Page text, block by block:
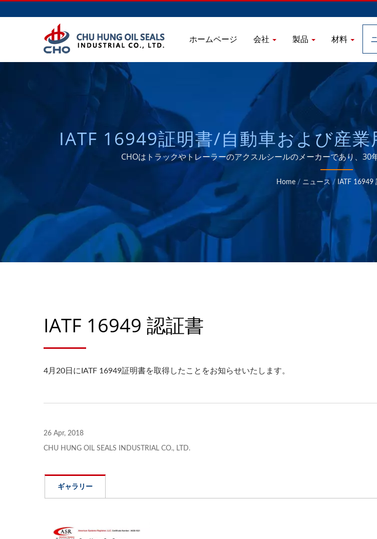
ホームページ 会社 製品 材料
IATF 16949証明書/自動車および産
センチュリオンホイールシール＆
（1988年以来）| CHU HUNG OIL
CHOはトラックやトレーラーのアクスルシールのメーカーであり、30
Home / ニュース / IATF 16949
IATF 16949 認証書
4月20日にIATF 16949証明書を取得したことをお知らせいたします。
26 Apr, 2018
CHU HUNG OIL SEALS INDUSTRIAL CO., LTD.
ギャラリー